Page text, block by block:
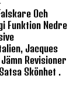
Och
Funktion Nedre
Jacques
Revisioner
Skönhet .